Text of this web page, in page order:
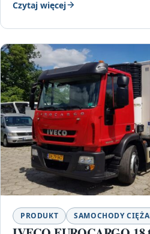
Czytaj więcej
PRODUKT SAMOCHODY